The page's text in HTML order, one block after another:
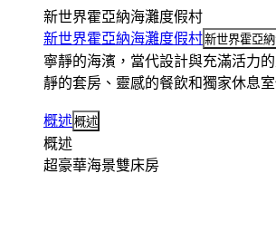
新世界霍亞納海灘度假村
新世界霍亞納海灘度假村新世界霍亞
寧靜的海濱，當代設計與充滿活力
靜的套房、靈感的餐飲和獨家休息
概述概述
概述
超豪華海景雙床房